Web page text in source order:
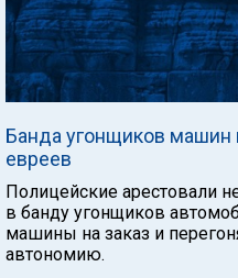
Банда угонщиков машин
евреев
Полицейские арестовали
в банду угонщиков
машины на заказ и
автономию.